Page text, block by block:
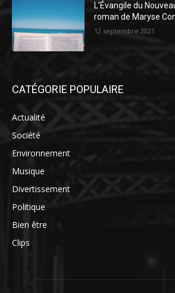
L’Évangile du
roman de Maryse
12 septembre 2021
CATÉGORIE POPULAIRE
Actualité
Société
Environnement
Musique
Divertissement
Politique
Bien être
Clips